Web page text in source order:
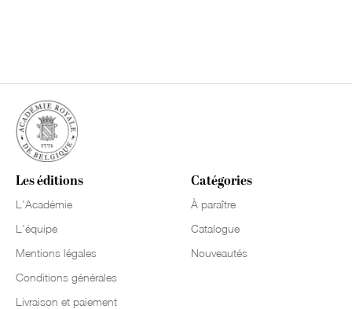
Les éditions
L'Académie
L'équipe
Mentions légales
Conditions générales
Livraison et paiement
Catégories
À paraître
Catalogue
Nouveautés